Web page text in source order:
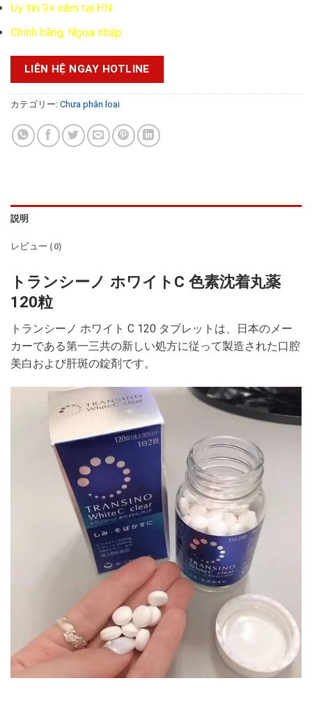
た。
Uy tín 9+ năm tại HN
Chính hãng, Ngoại nhập
LIÊN HỆ NGAY HOTLINE
カテゴリー: Chưa phân loại
説明
レビュー (0)
トランシーノ ホワイトC 色素沈着丸薬
120粒
トランシーノ ホワイト C 120 タブレットは、日本のメー
カーである第一三共の新しい処方に従って製造された口腔
美白および肝斑の錠剤です。